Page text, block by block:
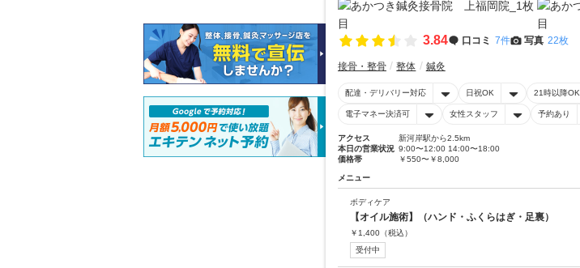
3.84 口コミ 7件 写真 22枚
接骨・整骨 整体 鍼灸
配達・デリバリー対応 日祝OK 21時以降OK
電子マネー決済可 女性スタッフ 予約あり
アクセス
新河岸駅から2.5km
本日の営業状況 9:00〜12:00 14:00〜18:00
価格帯
￥550〜￥8,000
メニュー
ボディケア
【オイル施術】（ハンド・ふくらはぎ・足裏）
￥ 1,400 （税込）
受付中